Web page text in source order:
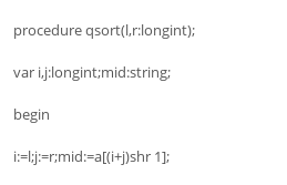
procedure qsort(l,r:longint);
var i,j:longint;mid:string;
begin
i:=l;j:=r;mid:=a[(i+j)shr 1];